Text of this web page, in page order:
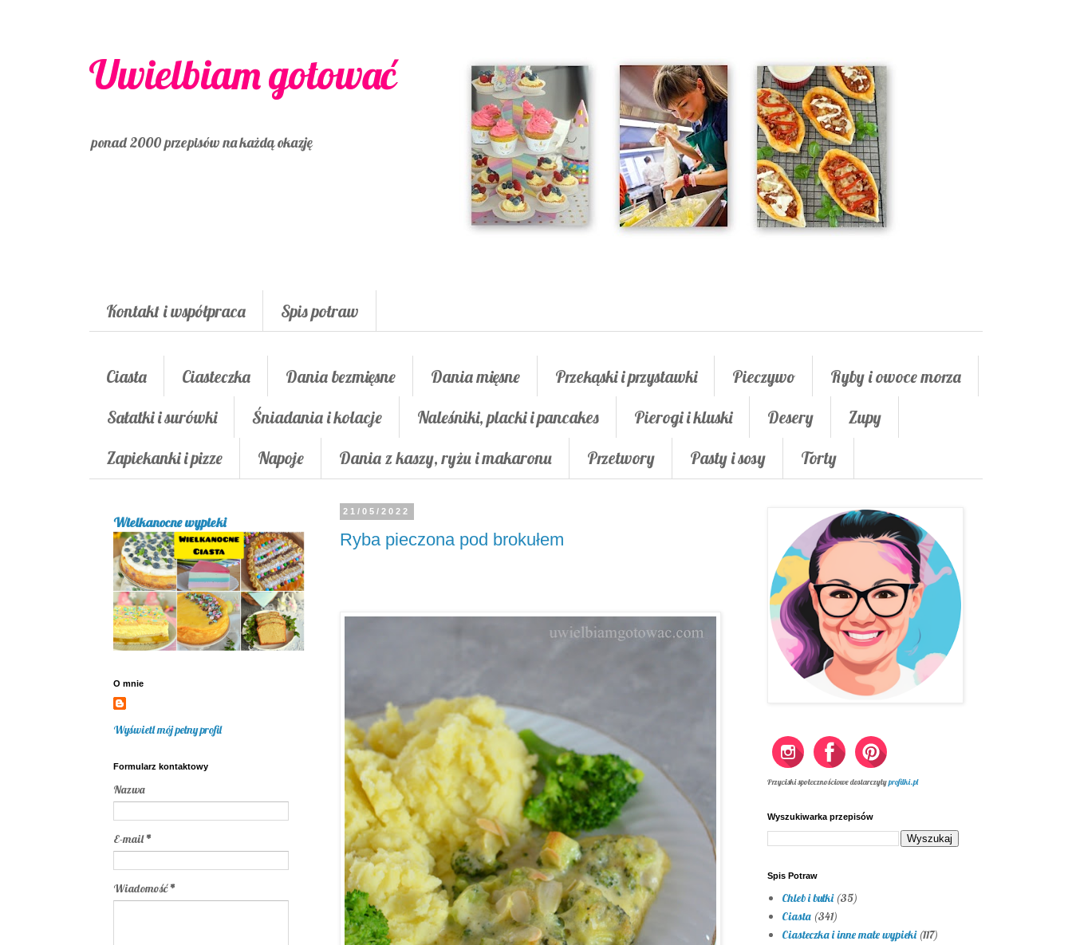
Uwielbiam gotować
ponad 2000 przepisów na każdą okazję
Kontakt i współpraca Spis potraw
Ciasta Ciasteczka Dania bezmięsne Dania mięsne Przekąski i przystawki Pieczywo
Ryby i owoce morza
Sałatki i surówki
Śniadania i kolacje Naleśniki, placki i pancakes Pierogi i kluski Desery
Zupy
Zapiekanki i pizze
Napoje Dania z kaszy, ryżu i makaronu Przetwory Pasty i sosy Torty
21/05/2022
Ryba pieczona pod brokułem
Wielkanocne wypieki
O mnie
Wyświetl mój pełny profil
Formularz kontaktowy
Nazwa
E-mail*
Wiadomość*
Przyciski społecznościowe dostarczyłyprofilki.pl
Wyszukiwarka przepisów
Spis Potraw
Chleb i bułki (35)
Ciasta (341)
Ciasteczka i inne małe wypieki (117)